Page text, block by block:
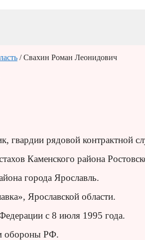
/ Свахин Роман Леонидович
гвардии рядовой контрактной
Каменского района
города Ярославль.
Ярославской области.
с 8 июля 1995 года.
обороны РФ.